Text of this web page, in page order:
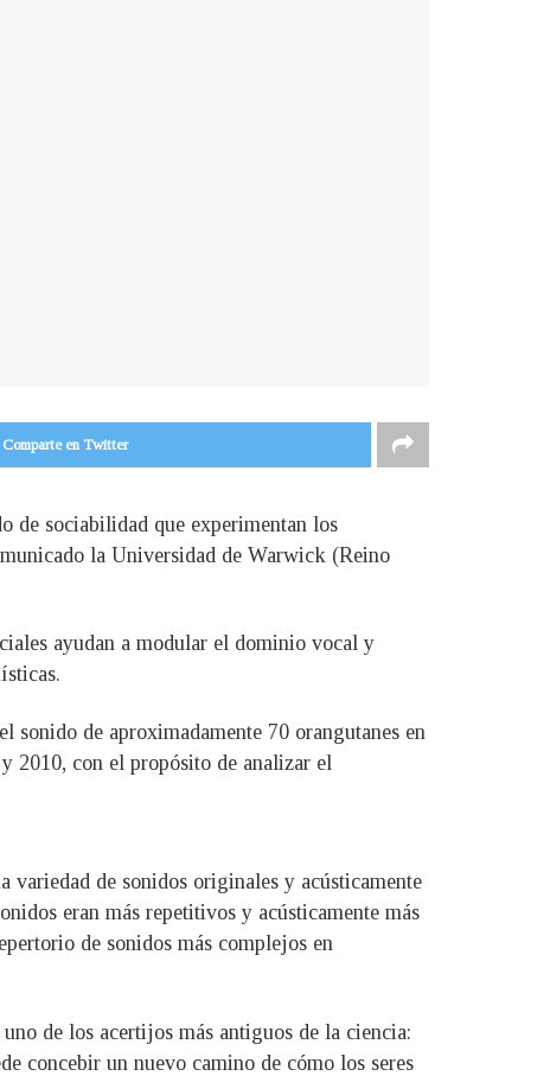
Comparte en Twitter
de sociabilidad que experimentan los
la Universidad de Warwick (Reino
ayudan a modular el dominio vocal y
de aproximadamente 70 orangutanes en
2010, con el propósito de analizar el
variedad de sonidos originales y acústicamente
eran más repetitivos y acústicamente más
de sonidos más complejos en
de los acertijos más antiguos de la ciencia:
concebir un nuevo camino de cómo los seres